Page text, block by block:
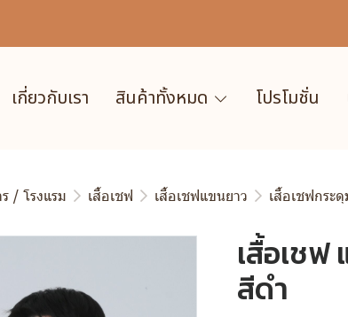
เกี่ยวกับเรา สินค้าทั้งหมด โปรโมชั่น
/ โรงแรม เสื้อเชฟ เสื้อเชฟแขนยาว เสื้อเชฟกระ
เสื้อเชฟ
สีดำ